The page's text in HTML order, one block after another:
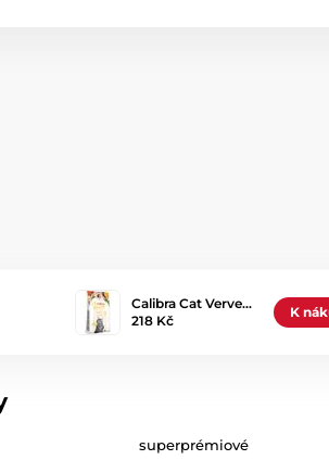
Calibra Cat Verve…
218 Kč
K
superprémiové